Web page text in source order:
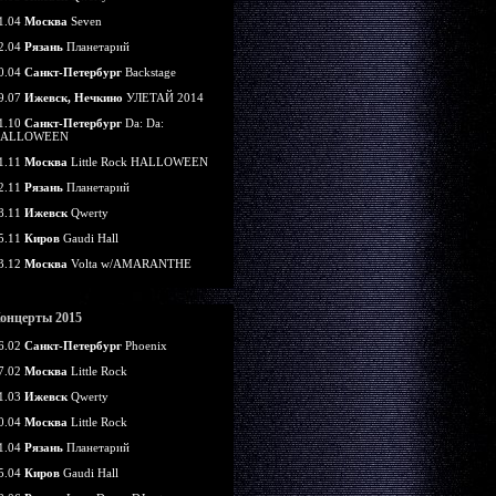
Москва Seven
Рязань Планетарий
Санкт-Петербург Backstage
Ижевск, Нечкино УЛЕТАЙ 2014
Санкт-Петербург Da: Da:
Москва Little Rock HALLOWEEN
Рязань Планетарий
Ижевск Qwerty
Киров Gaudi Hall
Москва Volta w/AMARANTHE
2015
Санкт-Петербург Phoenix
Москва Little Rock
Ижевск Qwerty
Москва Little Rock
Рязань Планетарий
Киров Gaudi Hall